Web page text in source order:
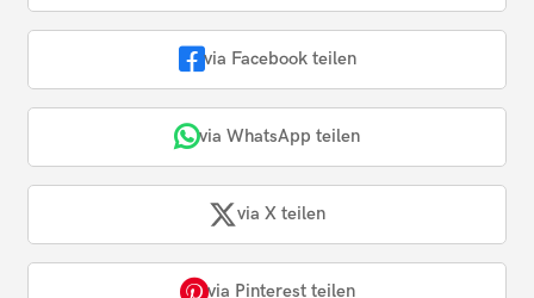
via Facebook teilen
via WhatsApp teilen
via X teilen
via Pinterest teilen